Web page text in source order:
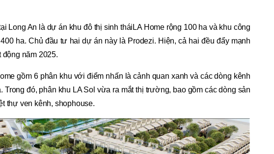
Long An là dự án khu đô thị sinh tháiLA Home rộng 100 ha và khu công
ha. Chủ đầu tư hai dự án này là Prodezi. Hiện, cả hai đều đẩy mạnh
năm 2025.
gồm 6 phân khu với điểm nhấn là cảnh quan xanh và các dòng kênh
Trong đó, phân khu LA Sol vừa ra mắt thị trường, bao gồm các dòng sản
thự ven kênh, shophouse.